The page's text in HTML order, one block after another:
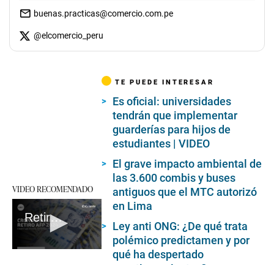
buenas.practicas@comercio.com.pe
@elcomercio_peru
VIDEO RECOMENDADO
Retiro AFP 2024: conoce el cronograma oficial para presentar la solicitud según el número de DNI
TE PUEDE INTERESAR
Es oficial: universidades
tendrán que implementar
guarderías para hijos de
estudiantes | VIDEO
El grave impacto ambiental de
las 3.600 combis y buses
antiguos que el MTC autorizó
en Lima
Ley anti ONG: ¿De qué trata
polémico predictamen y por
qué ha despertado